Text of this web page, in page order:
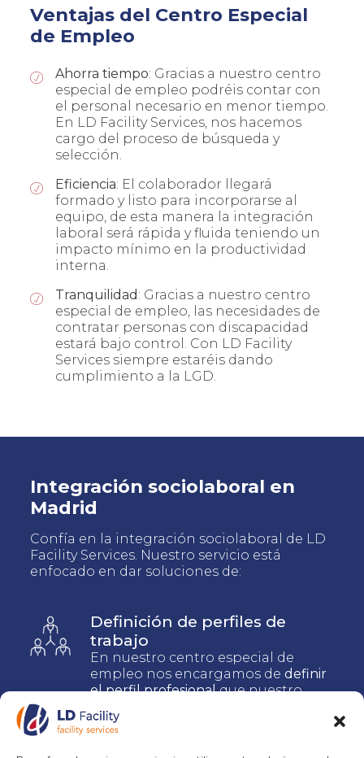
Ventajas del Centro Especial
de Empleo
Ahorra tiempo: Gracias a nuestro centro
especial de empleo podréis contar con
el personal necesario en menor tiempo.
En LD Facility Services, nos hacemos
cargo del proceso de búsqueda y
selección.
Eficiencia: El colaborador llegará
formado y listo para incorporarse al
equipo, de esta manera la integración
laboral será rápida y fluida teniendo un
impacto mínimo en la productividad
interna.
Tranquilidad : Gracias a nuestro centro
especial de empleo, las necesidades de
contratar personas con discapacidad
estará bajo control. Con LD Facility
Services siempre estaréis dando
cumplimiento a la LGD.
Integración sociolaboral en
Madrid
Confía en la integración sociolaboral de LD
Facility Services. Nuestro servicio está
enfocado en dar soluciones de:
Definición de perfiles de
trabajo
En nuestro centro especial de
empleo nos encargamos de definir
el perfil profesionalque nuestro
nos aseguramos que todas las